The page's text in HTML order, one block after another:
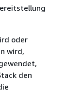
oder
wird,
den